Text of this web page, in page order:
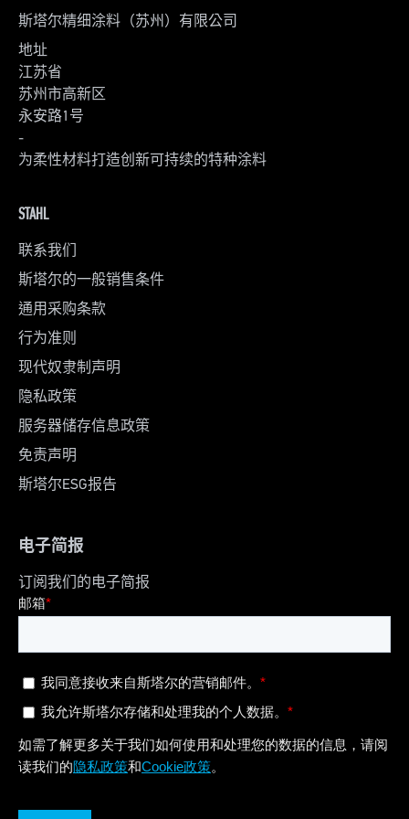
斯塔尔精细涂料（苏州）有限公司
地址
江苏省
苏州市高新区
永安路1号
-
为柔性材料打造创新可持续的特种涂料
STAHL
联系我们
斯塔尔的一般销售条件
通用采购条款
行为准则
现代奴隶制声明
隐私政策
服务器储存信息政策
免责声明
斯塔尔ESG报告
电子简报
订阅我们的电子简报